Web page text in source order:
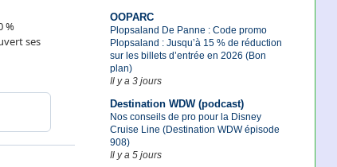
OOPARC
Plopsaland De Panne : Code promo
Plopsaland : Jusqu’à 15 % de réduction
sur les billets d’entrée en 2026 (Bon
plan)
Il y a 3 jours
Destination WDW (podcast)
Nos conseils de pro pour la Disney
Cruise Line (Destination WDW épisode
908)
Il y a 5 jours